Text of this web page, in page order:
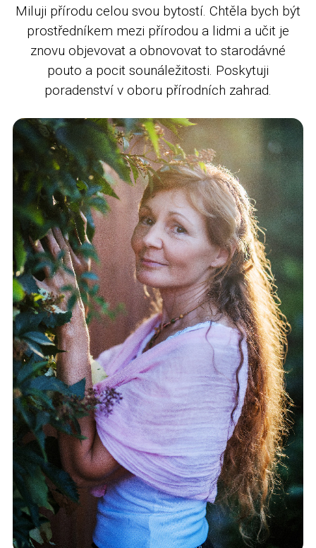
Miluji přírodu celou svou bytostí. Chtěla bych být
prostředníkem mezi přírodou a lidmi a učit je
znovu objevovat a obnovovat to starodávné
pouto a pocit sounáležitosti. Poskytuji
poradenství v oboru přírodních zahrad.